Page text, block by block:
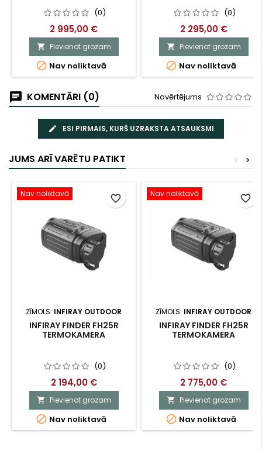
(0)
2 995,00 €
 Pievienot grozam
 Nav noliktavā
(0)
2 295,00 €
 Pievienot grozam
 Nav noliktavā
KOMENTĀRI (0) Novērtējums
ESI PIRMAIS, KURŠ UZRAKSTA ATSAUKSMI
JUMS ARĪ VARĒTU PATIKT >
<
Nav noliktavā
ZĪMOLS: INFIRAY OUTDOOR
INFIRAY FINDER FH25R
TERMOKAMERA
(0)
2 194,00 €
 Pievienot grozam
 Nav noliktavā
favorite_border Nav noliktavā
ZĪMOLS: INFIRAY OUTDOOR
INFIRAY FINDER FH25R
TERMOKAMERA
(0)
2 775,00 €
 Pievienot grozam
 Nav noliktavā
favorite_border